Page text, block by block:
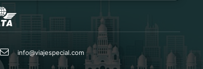
info@viajespecial.com